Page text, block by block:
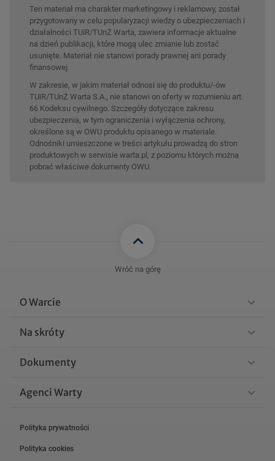
Ten materiał ma charakter marketingowy i reklamowy, został
przygotowany w celu popularyzacji wiedzy o ubezpieczeniach i
działalności TUiR/TUnŻ Warta, zawiera informacje aktualne
na dzień publikacji, które mogą ulec zmianie lub zostać
usunięte. Materiał nie stanowi porady prawnej ani porady
finansowej.
W zakresie, w jakim materiał odnosi się do produktu/-ów
TUiR/TUnŻ Warta S.A., nie stanowi on oferty w rozumieniu art.
66 Kodeksu cywilnego. Szczegóły dotyczące zakresu
ubezpieczenia, w tym ograniczenia i wyłączenia ochrony,
określone są w OWU produktu opisanego w materiale.
Odnośniki umieszczone w treści artykułu prowadzą do stron
produktowych w serwisie warta.pl, z poziomu których można
pobrać właściwe dokumenty OWU.
Wróć na górę
O Warcie
Na skróty
Dokumenty
Agenci Warty
Polityka prywatności
Polityka cookies